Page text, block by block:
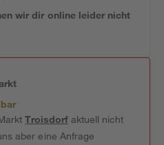
wir dir online leider nicht
Troisdorfaktuell nicht
aber eine Anfrage